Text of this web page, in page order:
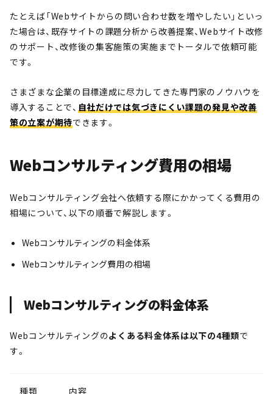
たとえば「Webサイトからの問い合わせ数を増やしたい」といっ
た場合は、既存サイトの課題分析から改善提案、Webサイト改修
のサポート、改修後の集客施策の実施までトータルで依頼可能
です。
さまざまな企業の目標達成に尽力してきた専門家のノウハウを
導入することで、 自社だけでは気づきにくい課題の発見や改善
策の立案が期待できます。
Webコンサルティング費用の相場
Webコンサルティング会社へ依頼する際にかかってくる費用の
相場について、以下の順番で解説します。
Webコンサルティングの料金体系
Webコンサルティング費用の相場
Webコンサルティングの料金体系
Webコンサルティングのよくある料金体系は以下の4種類で
す。
種類 内容